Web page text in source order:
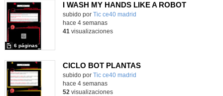
I WASH MY HANDS LIKE A ROBOT
subido por Tic ce40 madrid
6 páginas
hace 4 semanas
41 visualizaciones
CICLO BOT PLANTAS
subido por Tic ce40 madrid
hace 4 semanas
52 visualizaciones